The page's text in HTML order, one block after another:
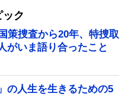
ク
捜査から20年、特捜取
がいま語り合ったこと
の人生を生きるための5